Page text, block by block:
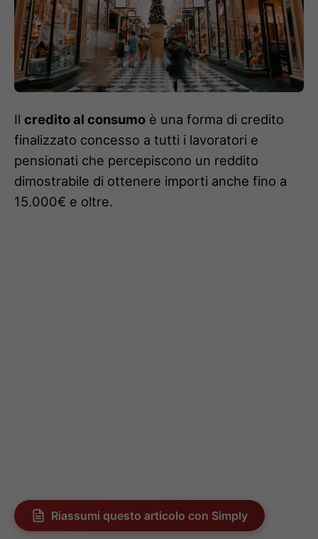
Il credito al consumo è una forma di credito
finalizzato concesso a tutti i lavoratori e
pensionati che percepiscono un reddito
dimostrabile di ottenere importi anche fino a
15.000€ e oltre.
Riassumi questo articolo con Simply